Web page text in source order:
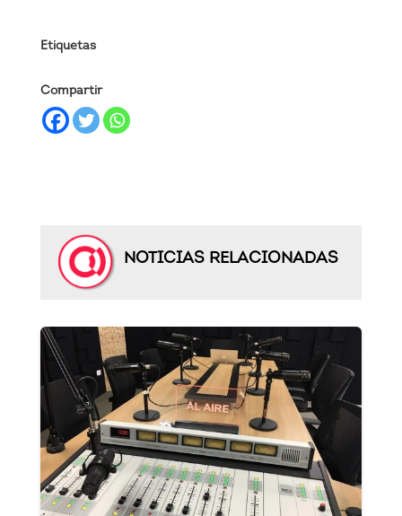
Etiquetas
Compartir
NOTICIAS RELACIONADAS